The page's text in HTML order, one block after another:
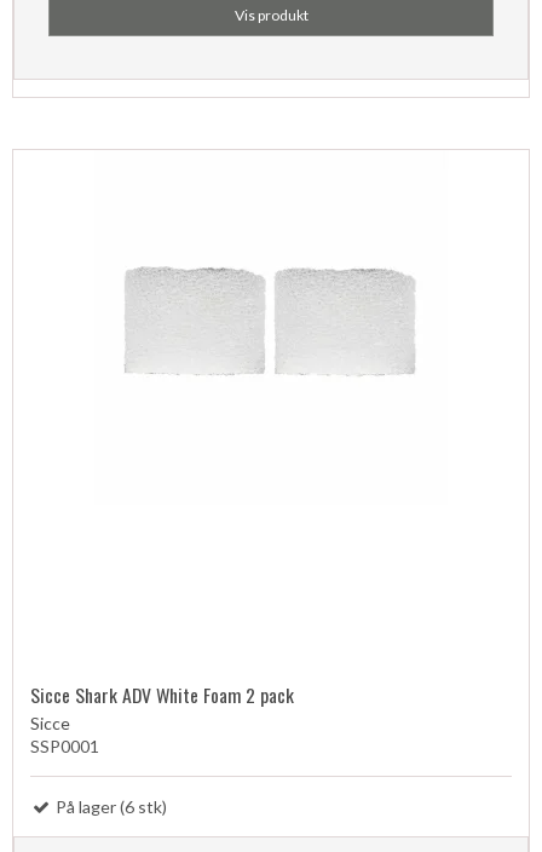
Vis produkt
Sicce Shark ADV White Foam 2 pack
Sicce
SSP0001
På lager (6 stk)